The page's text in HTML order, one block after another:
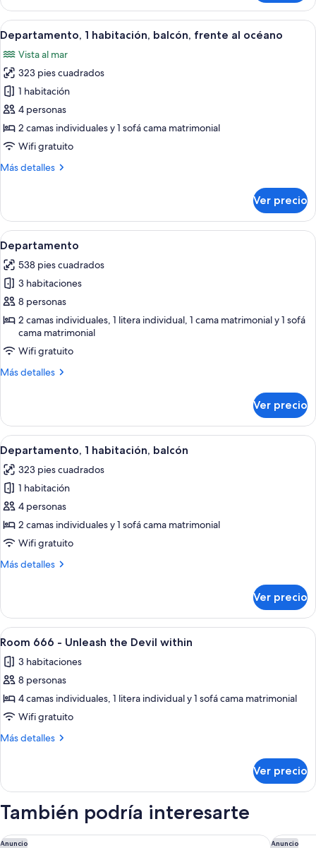
2
habitaciones,
balcón
Abrir
todas
las
fotos
de
Departamento,
1
habitación,
balcón,
frente
Un apartamento moderno con
9
Departamento, 1 habitación, balcón, frente al océano
Vista al mar
323 pies cuadrados
1 habitación
4 personas
2 camas individuales y 1 sofá cama matrimonial
Wifi gratuito
Más detalles
Más
1
habitación,
balcón,
frente
al
océano
Ver precio
Abrir
todas
las
fotos
de
Departamento
Una sala de estar moderna con un
6
Departamento
538 pies cuadrados
3 habitaciones
8 personas
2 camas individuales, 1 litera individual, 1 cama matrimonial y 1 sofá
cama matrimonial
Wifi gratuito
Más detalles
Más
Ver precio
Abrir
todas
las
fotos
de
Departamento,
1
balcón
Una habitación de hotel con una
6
Departamento, 1 habitación, balcón
323 pies cuadrados
1 habitación
4 personas
2 camas individuales y 1 sofá cama matrimonial
Wifi gratuito
Más detalles
Más
1
habitación,
balcón
Ver precio
Abrir
todas
las
fotos
de
Room
666
the
Devil
within
Un paisaje costero con edificios
20
Room 666 - Unleash the Devil within
3 habitaciones
8 personas
4 camas individuales, 1 litera individual y 1 sofá cama matrimonial
Wifi gratuito
Más detalles
Más
666
Unleash
Devil
Ver precio
También podría interesarte
Anuncio
Hotel THB Los Molinos - Adults Only Anuncio
El